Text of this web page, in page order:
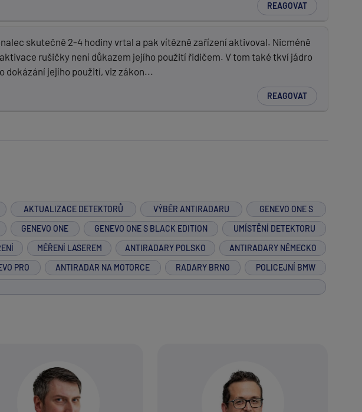
REAGOVAT
skutečně 2-4 hodiny vrtal a pak vítězně zařízení aktivoval. Nicméně
rušičky není důkazem jejího použití řidičem. V tom také tkví jádro
dokázání jejího použití, viz zákon...
REAGOVAT
AKTUALIZACE DETEKTORŮ VÝBĚR ANTIRADARU
GENEVO ONE S
GENEVO ONE GENEVO ONE S BLACK EDITION
UMÍSTĚNÍ DETEKTORU
MĚŘENÍ LASEREM ANTIRADARY POLSKO
ANTIRADARY NĚMECKO
PRO ANTIRADAR NA MOTORCE RADARY BRNO
POLICEJNÍ BMW